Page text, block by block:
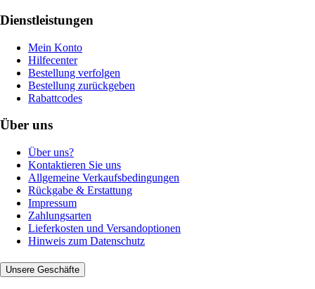
Dienstleistungen
Mein Konto
Hilfecenter
Bestellung verfolgen
Bestellung zurückgeben
Rabattcodes
Über uns
Über uns?
Kontaktieren Sie uns
Allgemeine Verkaufsbedingungen
Rückgabe & Erstattung
Impressum
Zahlungsarten
Lieferkosten und Versandoptionen
Hinweis zum Datenschutz
Unsere Geschäfte